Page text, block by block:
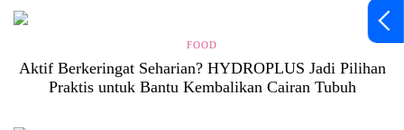
FOOD
Aktif Berkeringat Seharian? HYDROPLUS Jadi Pilihan
Praktis untuk Bantu Kembalikan Cairan Tubuh